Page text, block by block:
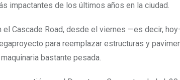
impactantes de los últimos años en la ciudad.
Cascade Road, desde el viernes —es decir,
para reemplazar estructuras y
bastante pesada.